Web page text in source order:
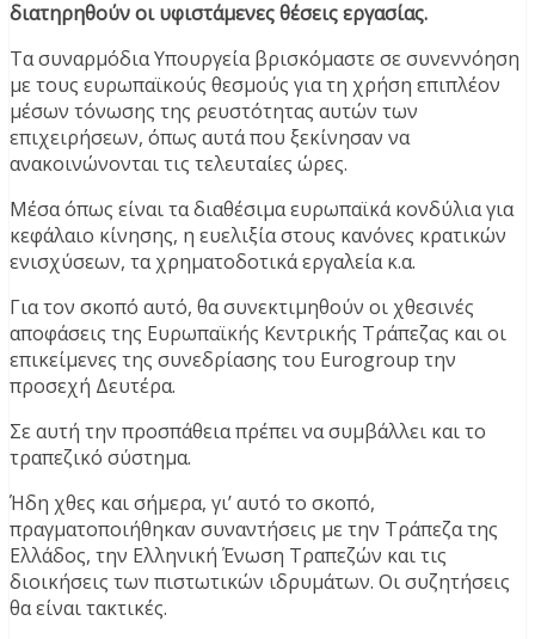
διατηρηθούν οι υφιστάμενες θέσεις εργασίας.
Τα συναρμόδια Υπουργεία βρισκόμαστε σε συνεννόηση
με τους ευρωπαϊκούς θεσμούς για τη χρήση επιπλέον
μέσων τόνωσης της ρευστότητας αυτών των
επιχειρήσεων, όπως αυτά που ξεκίνησαν να
ανακοινώνονται τις τελευταίες ώρες.
Μέσα όπως είναι τα διαθέσιμα ευρωπαϊκά κονδύλια για
κεφάλαιο κίνησης, η ευελιξία στους κανόνες κρατικών
ενισχύσεων, τα χρηματοδοτικά εργαλεία κ.α.
Για τον σκοπό αυτό, θα συνεκτιμηθούν οι χθεσινές
αποφάσεις της Ευρωπαϊκής Κεντρικής Τράπεζας και οι
επικείμενες της συνεδρίασης του Eurogroup την
προσεχή Δευτέρα.
Σε αυτή την προσπάθεια πρέπει να συμβάλλει και το
τραπεζικό σύστημα.
Ήδη χθες και σήμερα, γι’ αυτό το σκοπό,
πραγματοποιήθηκαν συναντήσεις με την Τράπεζα της
Ελλάδος, την Ελληνική Ένωση Τραπεζών και τις
διοικήσεις των πιστωτικών ιδρυμάτων. Οι συζητήσεις
θα είναι τακτικές.